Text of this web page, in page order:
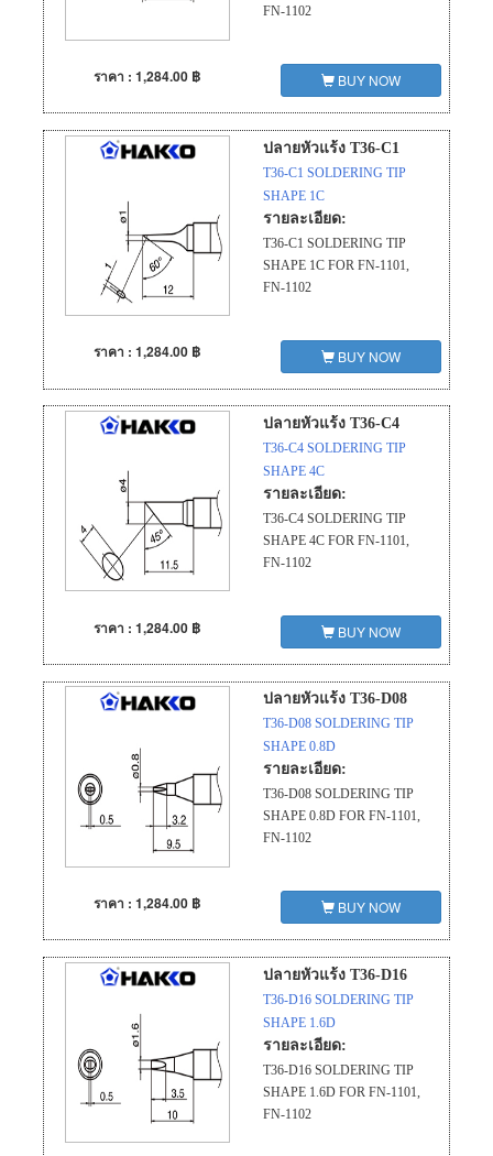
FN-1102
ราคา : 1,284.00 ฿ BUY NOW
ปลายหัวแร้ง T36-C1
T36-C1 SOLDERING TIP
SHAPE 1C
รายละเอียด:
T36-C1 SOLDERING TIP
SHAPE 1C FOR FN-1101,
FN-1102
ราคา : 1,284.00 ฿ BUY NOW
ปลายหัวแร้ง T36-C4
T36-C4 SOLDERING TIP
SHAPE 4C
รายละเอียด:
T36-C4 SOLDERING TIP
SHAPE 4C FOR FN-1101,
FN-1102
ราคา : 1,284.00 ฿ BUY NOW
ปลายหัวแร้ง T36-D08
T36-D08 SOLDERING TIP
SHAPE 0.8D
รายละเอียด:
T36-D08 SOLDERING TIP
SHAPE 0.8D FOR FN-1101,
FN-1102
ราคา : 1,284.00 ฿ BUY NOW
ปลายหัวแร้ง T36-D16
T36-D16 SOLDERING TIP
SHAPE 1.6D
รายละเอียด:
T36-D16 SOLDERING TIP
SHAPE 1.6D FOR FN-1101,
FN-1102